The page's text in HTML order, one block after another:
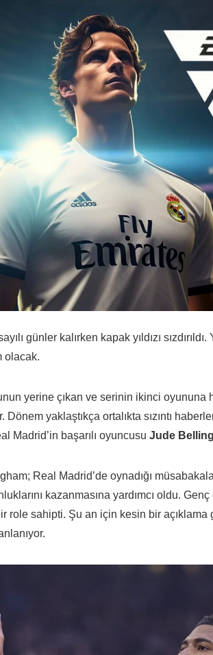
günler kalırken kapak yıldızı
olacak.
yerine çıkan ve serinin ikinci
Dönem yaklaştıkça ortalıkta sızıntı
Madrid’in başarılı oyuncusu Jude
Real Madrid’de oynadığı
kazanmasına yardımcı oldu.
role sahipti. Şu an için kesin bir